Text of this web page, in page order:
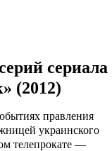
сериала
(2012)
правления
украинского
телепрокате —